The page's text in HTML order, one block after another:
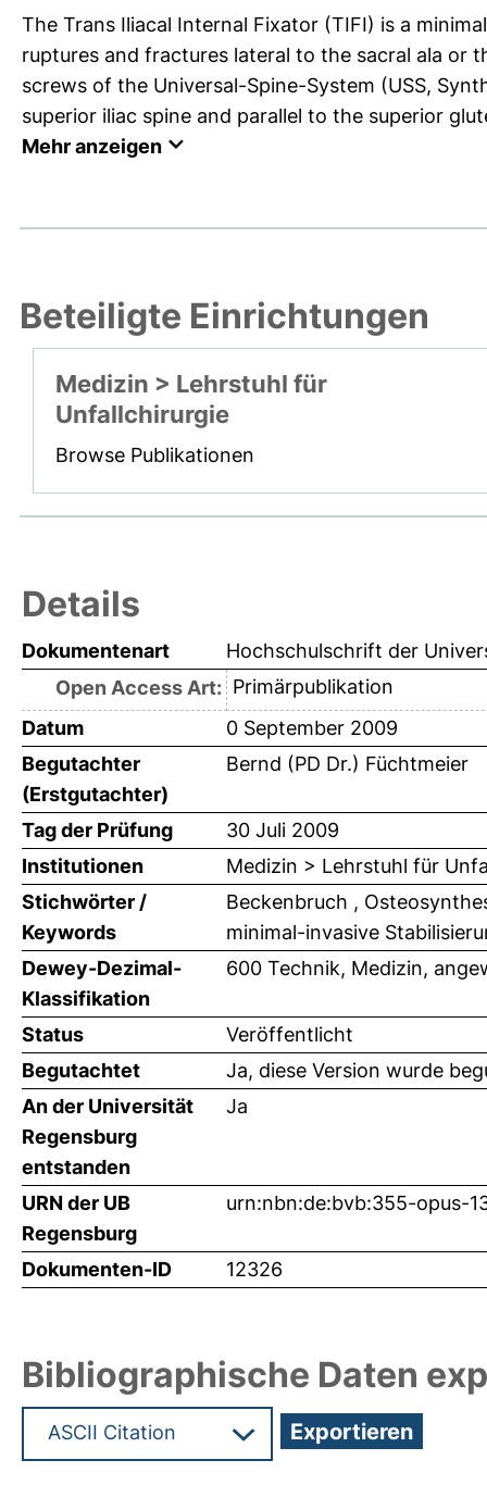
The Trans Iliacal Internal Fixator (TIFI) is a
ruptures and fractures lateral to the sacral ala or
screws of the Universal-Spine-System (USS,
superior iliac spine and parallel to the superior
Mehr anzeigen
Beteiligte Einrichtungen
Medizin > Lehrstuhl für
Unfallchirurgie
Browse Publikationen
Details
Dokumentenart
Hochschulschrift der
Open Access Art: Primärpublikation
Datum
0 September 2009
Begutachter
(Erstgutachter)
Bernd (PD Dr.) Füchtmeier
Tag der Prüfung
30 Juli 2009
Institutionen
Medizin > Lehrstuhl für
Stichwörter /
Keywords
Beckenbruch ,
minimal-invasive
Dewey-Dezimal-
Klassifikation
600 Technik, Medizin,
Status
Veröffentlicht
Begutachtet
Ja, diese Version wurde
An der Universität
Regensburg
entstanden
Ja
URN der UB
Regensburg
urn:nbn:de:bvb:355-opus-
Dokumenten-ID 12326
Bibliographische Daten